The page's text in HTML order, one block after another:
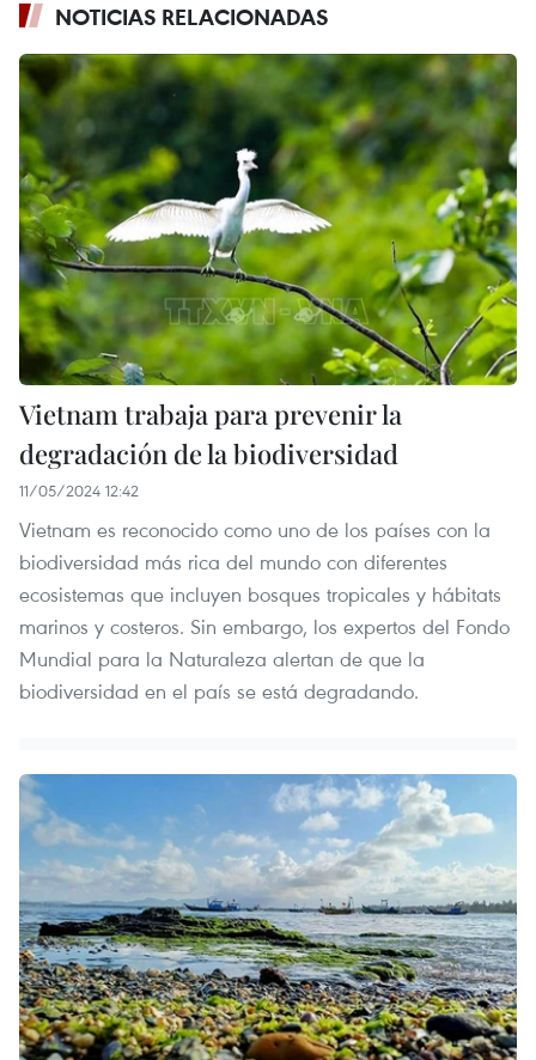
NOTICIAS RELACIONADAS
Vietnam trabaja para prevenir la
degradación de la biodiversidad
11/05/2024 12:42
Vietnam es reconocido como uno de los países con la
biodiversidad más rica del mundo con diferentes
ecosistemas que incluyen bosques tropicales y hábitats
marinos y costeros. Sin embargo, los expertos del Fondo
Mundial para la Naturaleza alertan de que la
biodiversidad en el país se está degradando.